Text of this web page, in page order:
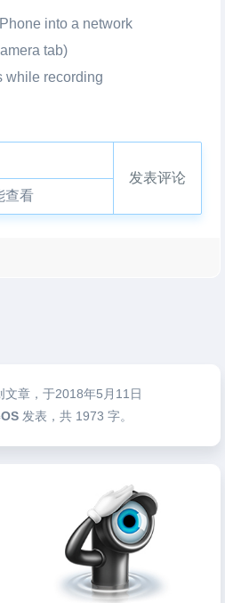
into a network
tab)
while recording
查看
发表评论
文章，于2018年5月11日
发表，共 1973 字。